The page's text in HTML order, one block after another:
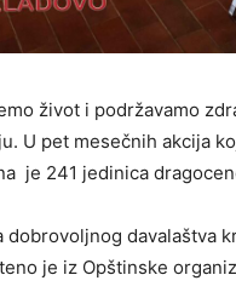
život i podržavamo
U pet mesečnih akcija
je 241 jedinica
dobrovoljnog davalaštva
je iz Opštinske